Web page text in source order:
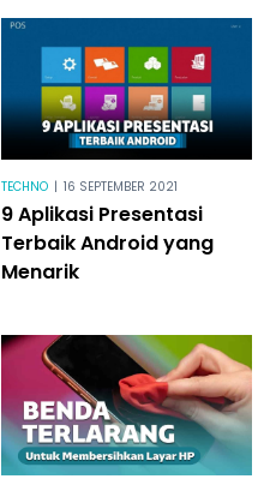
TECHNO | 16 SEPTEMBER 2021
9 Aplikasi Presentasi
Terbaik Android yang
Menarik